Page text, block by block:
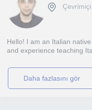
Hello! I am an Italian
and experience teaching
daha fazlasını gör